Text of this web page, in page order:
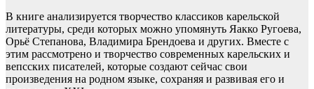
В книге анализируется творчество классиков карельской
литературы, среди которых можно упомянуть Яакко Ругоева,
Орьё Степанова, Владимира Брендоева и других. Вместе с
этим рассмотрено и творчество современных карельских и
вепсских писателей, которые создают сейчас свои
произведения на родном языке, сохраняя и развивая его и